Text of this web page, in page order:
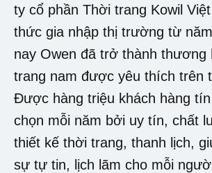
ty cổ phần Thời trang Kowil
thức gia nhập thị trường từ
nay Owen đã trở thành thương
trang nam được yêu thích trên
Được hàng triệu khách hàng
chọn mỗi năm bởi uy tín, chất
thiết kế thời trang, thanh lịch,
sự tự tin, lịch lãm cho mỗi